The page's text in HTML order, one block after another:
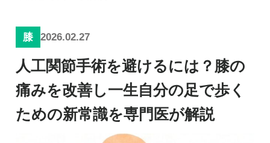
ひざの再生医療とは
幹細胞治療
PRP治療
幹細胞培養上清液
再生医療とは
ドクター紹介
膝 2026.02.27
人工関節手術を避けるには？膝の
痛みを改善し一生自分の足で歩く
ための新常識を専門医が解説